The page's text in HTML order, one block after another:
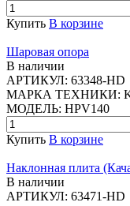
Купить В корзине
Шаровая опора
В наличии
АРТИКУЛ: 63348-HD
МАРКА ТЕХНИКИ:
МОДЕЛЬ: HPV140
Купить В корзине
Наклонная плита
В наличии
АРТИКУЛ: 63471-HD